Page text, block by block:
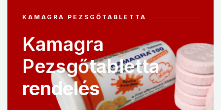
KAMAGRA PEZSGŐTABLETTA
Kamagra
Pezsgőtabletta
rendelés